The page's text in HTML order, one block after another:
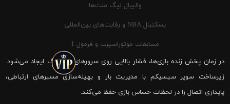
والیبال لیگ ملت‌ها
بسکتبال NBA و رقابت‌های بین‌المللی
مسابقات موتوراسپرت و فرمول 1
در زمان پخش زنده بازی‌ها، فشار بالایی روی سرورهای شیرینگ ایجاد می‌شود.
زیرساخت سوپر سیسیکم با مدیریت بار و بهینه‌سازی مسیرهای ارتباطی،
پایداری اتصال را در لحظات حساس بازی حفظ می‌کند.